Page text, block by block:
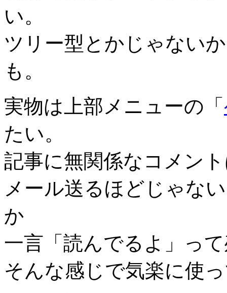
い。
ツリー型とかじゃない
も。
実物は上部メニューの「
たい。
記事に無関係なコメン
メール送るほどじゃな
か
一言「読んでるよ」っ
そんな感じで気楽に使